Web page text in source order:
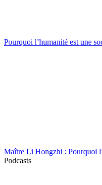
Pourquoi l’humanité est une
Maître Li Hongzhi : Pourquoi
Podcasts